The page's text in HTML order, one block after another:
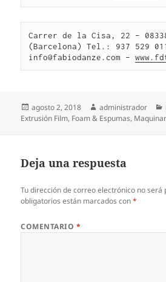
Carrer de la Cisa, 22 –
(Barcelona) Tel.: 937 529
info@fabiodanze.com –
Publicado
el
agosto 2, 2018 Autor
administrador
Extrusión Film, Foam & Espumas,
Deja una respuesta
Tu dirección de correo electrónico no será
obligatorios están marcados con*
COMENTARIO *